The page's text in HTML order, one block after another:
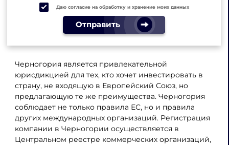
Даю согласие на обработку и хранение моих данных
Отправить
Черногория является привлекательной
юрисдикцией для тех, кто хочет инвестировать в
страну, не входящую в Европейский Союз, но
предлагающую те же преимущества. Черногория
соблюдает не только правила ЕС, но и правила
других международных организаций. Регистрация
компании в Черногории осуществляется в
Центральном реестре коммерческих организаций,